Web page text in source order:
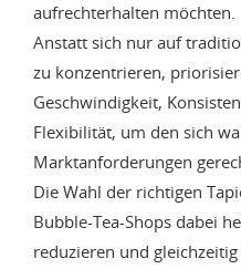
aufrechterhalten möchten.
Anstatt sich nur auf
zu konzentrieren,
Geschwindigkeit,
Flexibilität, um den sich
Marktanforderungen
Die Wahl der richtigen
Bubble-Tea-Shops dabei
reduzieren und